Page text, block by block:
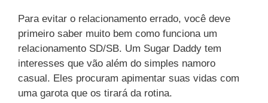
Para evitar o relacionamento errado, você deve
primeiro saber muito bem como funciona um
relacionamento SD/SB. Um Sugar Daddy tem
interesses que vão além do simples namoro
casual. Eles procuram apimentar suas vidas com
uma garota que os tirará da rotina.